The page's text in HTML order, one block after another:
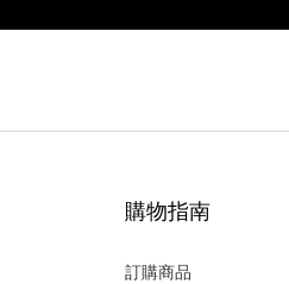
購物指南
訂購商品